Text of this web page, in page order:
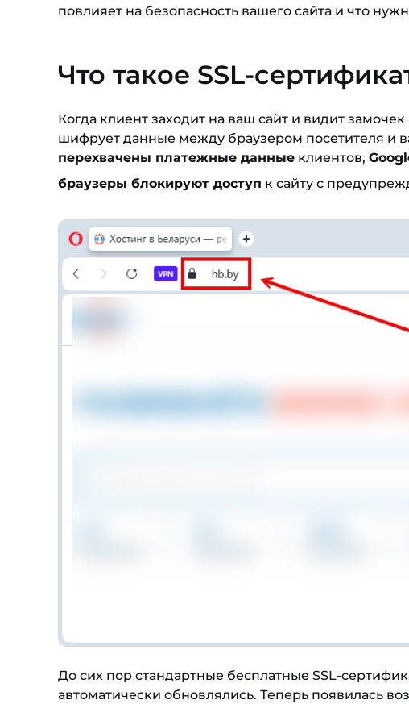
повлияет на безопасность вашего сайта и что
Что такое SSL-
Когда клиент заходит на ваш сайт и видит
шифрует данные между браузером посетителя и
перехвачены платежные данные клиентов,
браузеры блокируют доступ к сайту с
До сих пор стандартные бесплатные SSL-
автоматически обновлялись. Теперь появилась